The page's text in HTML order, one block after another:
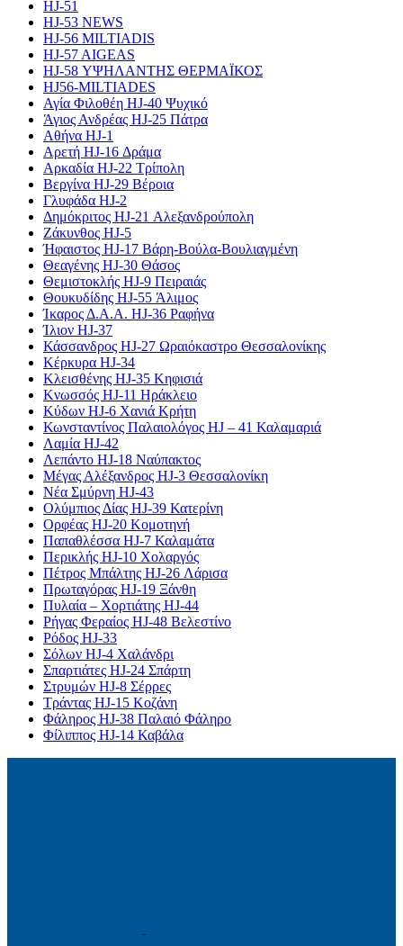
HJ-51
HJ-53 NEWS
HJ-56 MILTIADIS
HJ-57 AIGEAS
HJ-58 ΥΨΗΛΑΝΤΗΣ ΘΕΡΜΑΪΚΟΣ
HJ56-MILTIADES
Αγία Φιλοθέη HJ-40 Ψυχικό
Άγιος Ανδρέας HJ-25 Πάτρα
Αθήνα HJ-1
Αρετή HJ-16 Δράμα
Αρκαδία HJ-22 Τρίπολη
Βεργίνα HJ-29 Βέροια
Γλυφάδα HJ-2
Δημόκριτος HJ-21 Αλεξανδρούπολη
Ζάκυνθος HJ-5
Ήφαιστος HJ-17 Βάρη-Βούλα-Βουλιαγμένη
Θεαγένης HJ-30 Θάσος
Θεμιστοκλής HJ-9 Πειραιάς
Θουκυδίδης HJ-55 Άλιμος
Ίκαρος Δ.Α.Α. HJ-36 Ραφήνα
Ίλιον HJ-37
Κάσσανδρος HJ-27 Ωραιόκαστρο Θεσσαλονίκης
Κέρκυρα HJ-34
Κλεισθένης HJ-35 Κηφισιά
Κνωσσός HJ-11 Ηράκλειο
Κύδων HJ-6 Χανιά Κρήτη
Κωνσταντίνος Παλαιολόγος HJ – 41 Καλαμαριά
Λαμία HJ-42
Λεπάντο HJ-18 Ναύπακτος
Μέγας Αλέξανδρος HJ-3 Θεσσαλονίκη
Νέα Σμύρνη HJ-43
Ολύμπιος Δίας HJ-39 Κατερίνη
Ορφέας HJ-20 Κομοτηνή
Παπαθλέσσα HJ-7 Καλαμάτα
Περικλής HJ-10 Χολαργός
Πέτρος Μπάλτης HJ-26 Λάρισα
Πρωταγόρας HJ-19 Ξάνθη
Πυλαία – Χορτιάτης HJ-44
Ρήγας Φεραίος HJ-48 Βελεστίνο
Ρόδος HJ-33
Σόλων HJ-4 Χαλάνδρι
Σπαρτιάτες HJ-24 Σπάρτη
Στρυμών HJ-8 Σέρρες
Τράντας HJ-15 Κοζάνη
Φάληρος HJ-38 Παλαιό Φάληρο
Φίλιππος HJ-14 Καβάλα